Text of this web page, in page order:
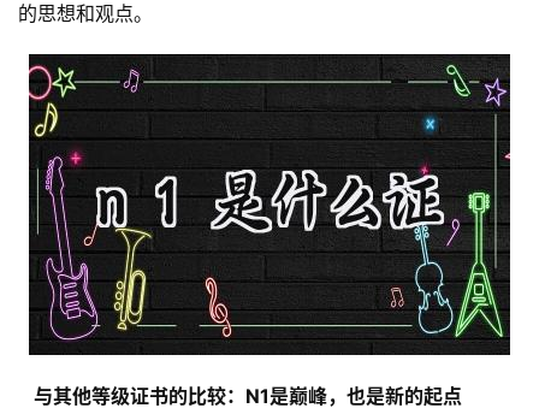
的思想和观点。
  与其他等级证书的比较：N1是巅峰，也是新的起点